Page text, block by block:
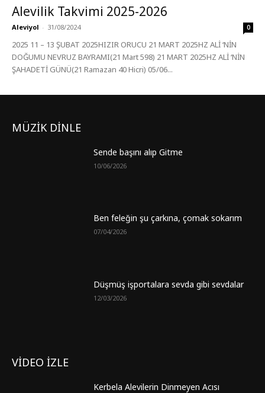
Alevilik Takvimi 2025-2026
Aleviyol - 31/08/2024 0
2025 11 – 13 ŞUBAT 2025HIZIR ORUCU 21 MART 2025HZ ALİ ‘NİN
DOĞUMU NEVRUZ BAYRAMI(21 Mart 598) 21 MART 2025HZ ALİ ‘NİN
ŞAHADETİ GÜNÜ(21 Ramazan 40 Hicri) 05/06...
MÜZİK DİNLE
Sende başını alıp Gitme
10/06/2026
Ben feleğin şu çarkına, çomak sokarım
07/04/2026
Düşmüş işportalara sevda gibi sevdalar
12/03/2026
VİDEO İZLE
Kerbela Alevilerin Dinmeyen Acısı